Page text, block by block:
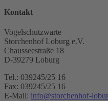
Kontakt
Vogelschutzwarte
Storchenhof Loburg e.V.
Chausseestraße 18
D-39279 Loburg
Tel.: 039245/25 16
Fax: 039245/25 16
E-Mail: info@storchenhof-